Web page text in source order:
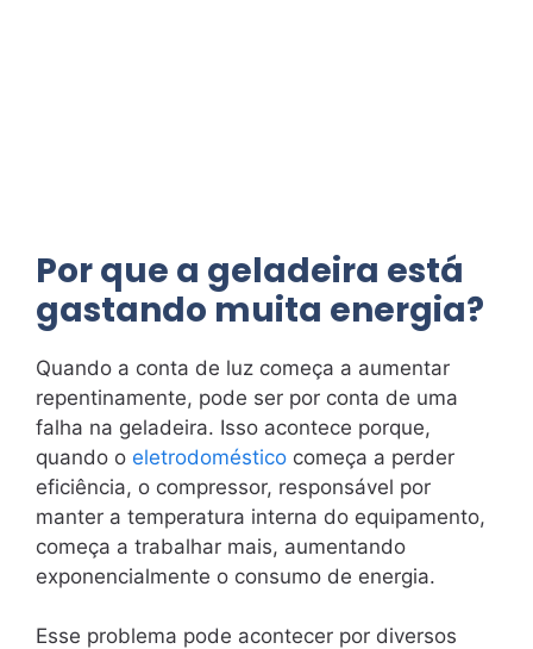
Por que a geladeira está
gastando muita energia?
Quando a conta de luz começa a aumentar
repentinamente, pode ser por conta de uma
falha na geladeira. Isso acontece porque,
quando o eletrodoméstico começa a perder
eficiência, o compressor, responsável por
manter a temperatura interna do equipamento,
começa a trabalhar mais, aumentando
exponencialmente o consumo de energia.
Esse problema pode acontecer por diversos